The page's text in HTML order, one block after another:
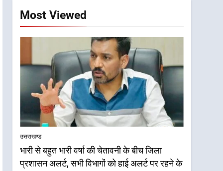
Most Viewed
उत्तराखण्ड
भारी से बहुत भारी वर्षा की चेतावनी के बीच जिला
प्रशासन अलर्ट, सभी विभागों को हाई अलर्ट पर रहने के